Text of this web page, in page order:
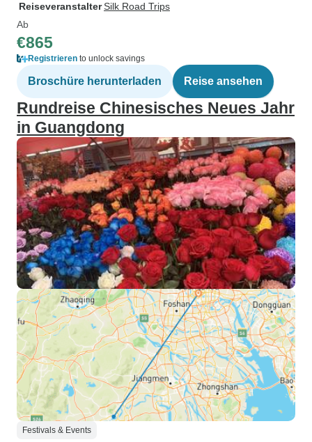
ReiseveranstalterSilk Road Trips
Ab
€865
Registrieren to unlock savings
Broschüre herunterladen Reise ansehen
Rundreise Chinesisches Neues Jahr
in Guangdong
Festivals & Events